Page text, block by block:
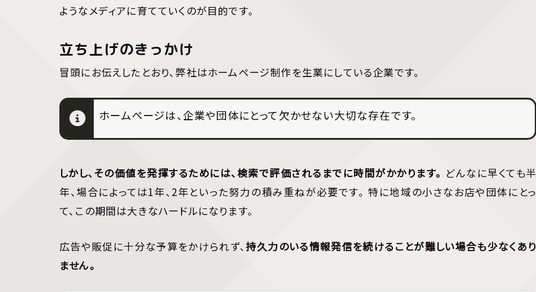
ようなメディアに育てていくのが目的です。
立ち上げのきっかけ
冒頭にお伝えしたとおり、弊社はホームページ制作を生業にしている企業です。
ホームページは、企業や団体にとって欠かせない大切な存在です。
しかし、その価値を発揮するためには、検索で評価されるまでに時間がかかります。 どんなに早くても半
年、場合によっては1年、2年といった努力の積み重ねが必要です。 特に地域の小さなお店や団体にとっ
て、この期間は大きなハードルになります。
広告や販促に十分な予算をかけられず、持久力のいる情報発信を続けることが難しい場合も少なくあり
ません。